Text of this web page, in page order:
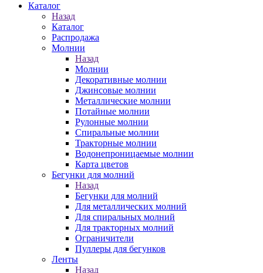
Каталог
Назад
Каталог
Распродажа
Молнии
Назад
Молнии
Декоративные молнии
Джинсовые молнии
Металлические молнии
Потайные молнии
Рулонные молнии
Спиральные молнии
Тракторные молнии
Водонепроницаемые молнии
Карта цветов
Бегунки для молний
Назад
Бегунки для молний
Для металлических молний
Для спиральных молний
Для тракторных молний
Ограничители
Пуллеры для бегунков
Ленты
Назад